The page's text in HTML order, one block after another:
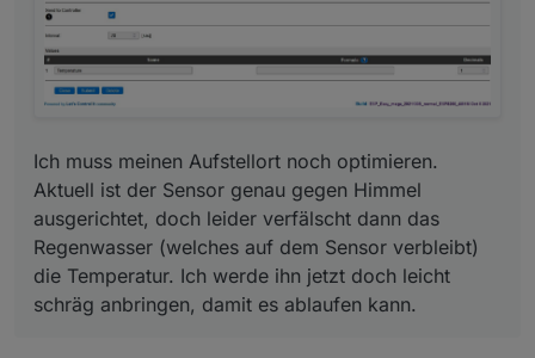
Ich muss meinen Aufstellort noch optimieren.
Aktuell ist der Sensor genau gegen Himmel
ausgerichtet, doch leider verfälscht dann das
Regenwasser (welches auf dem Sensor verbleibt)
die Temperatur. Ich werde ihn jetzt doch leicht
schräg anbringen, damit es ablaufen kann.